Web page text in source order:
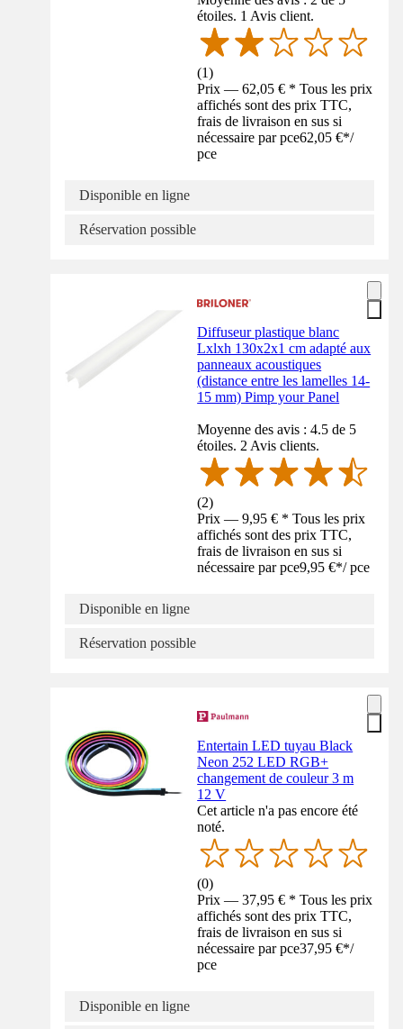
étoiles. 1 Avis client.
(1)
Prix — 62,05 € * Tous les prix
affichés sont des prix TTC,
frais de livraison en sus si
nécessaire par pce62,05 €*/
pce
Disponible en ligne
Réservation possible
Diffuseur plastique blanc
Lxlxh 130x2x1 cm adapté aux
panneaux acoustiques
(distance entre les lamelles 14-
15 mm) Pimp your Panel
Moyenne des avis : 4.5 de 5
étoiles. 2 Avis clients.
(2)
Prix — 9,95 € * Tous les prix
affichés sont des prix TTC,
frais de livraison en sus si
nécessaire par pce9,95 €*/ pce
Disponible en ligne
Réservation possible
Entertain LED tuyau Black
Neon 252 LED RGB+
changement de couleur 3 m
12 V
Cet article n'a pas encore été
noté.
(0)
Prix — 37,95 € * Tous les prix
affichés sont des prix TTC,
frais de livraison en sus si
nécessaire par pce37,95 €*/
pce
Disponible en ligne